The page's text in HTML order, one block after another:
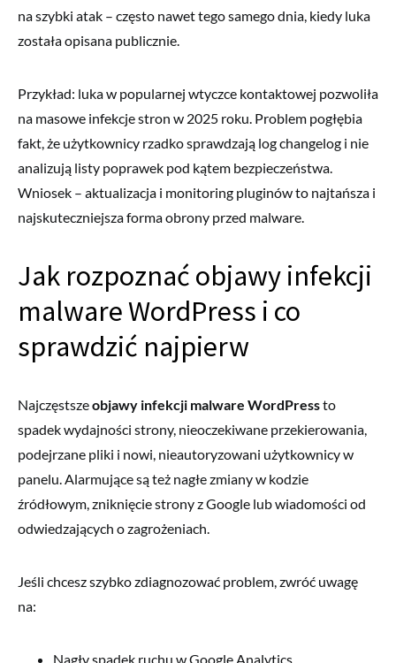
na szybki atak – często nawet tego samego dnia, kiedy luka
została opisana publicznie.
Przykład: luka w popularnej wtyczce kontaktowej pozwoliła
na masowe infekcje stron w 2025 roku. Problem pogłębia
fakt, że użytkownicy rzadko sprawdzają log changelog i nie
analizują listy poprawek pod kątem bezpieczeństwa.
Wniosek – aktualizacja i monitoring pluginów to najtańsza i
najskuteczniejsza forma obrony przed malware.
Jak rozpoznać objawy infekcji
malware WordPress i co
sprawdzić najpierw
Najczęstszeobjawy infekcji malware WordPressto
spadek wydajności strony, nieoczekiwane przekierowania,
podejrzane pliki i nowi, nieautoryzowani użytkownicy w
panelu. Alarmujące są też nagłe zmiany w kodzie
źródłowym, zniknięcie strony z Google lub wiadomości od
odwiedzających o zagrożeniach.
Jeśli chcesz szybko zdiagnozować problem, zwróć uwagę
na:
Nagły spadek ruchu w Google Analytics